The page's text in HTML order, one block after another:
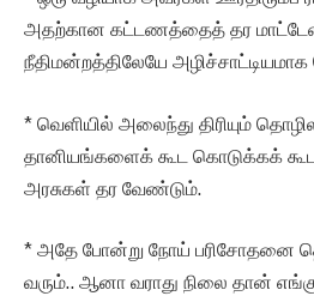
அதற்கான கட்டணத்தைத் தர
நீதிமன்றத்திலேயே
* வெளியில் அலைந்து திரியும்
தானியங்களைக் கூட கொடுக்கக்
அரசுகள் தர வேண்டும்.
* அதே போன்று நோய் பரிசோதனை
வரும்.. ஆனா வராது நிலை தான்